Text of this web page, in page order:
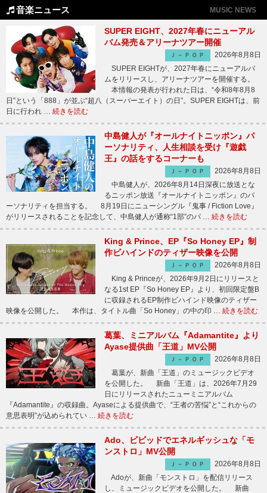
音楽ニュース MUSIC NEWS
SUPER EIGHT、2027年春にニューアル
バム発売＆アリーナツアー開催
Ｊ－ＰＯＰ
2026年8月8日
SUPER EIGHTが、2027年春にニューアルバ
ムをリリースし、アリーナツアーを開催する。
本情報の発表が行われた日は、“令和8年8月8
日”という「888」が並ぶ“超八（スーパーエイト）の日”。SUPER EIGHTは、前
日に行われ … 続きを読む
中島健人が『オールナイトニッポン』パ
ーソナリティ、人生相談を受け『遊戯
王』の話をするコーナーも
Ｊ－ＰＯＰ
2026年8月8日
中島健人が、2026年8月14日深夜に放送とな
るニッポン放送『オールナイトニッポン』のパ
ーソナリティを担当する。 8月19日にニューシングル『鬼事 / Fiction Love』
がリリースされることを記念して、中島健人が通称“1部”のパ … 続きを読む
King & Prince、EP『So Honey EP』制
作ビハインドのティザー映像を公開
Ｊ－ＰＯＰ
2026年8月8日
King & Princeが、2026年9月2日にリリースと
なる1st EP『So Honey EP』より、初回限定盤B
に収録されるEP制作ビハインド映像のティザー
映像を公開した。 本作は、タイトル曲「So Honey」の中の印 … 続きを読む
葛葉、ミニアルバム『Adamantite』より
Ayase提供曲「王道」MV公開
Ｊ－ＰＯＰ
2026年8月8日
葛葉が、新曲「王道」のミュージックビデオ
を公開した。 新曲「王道」は、2026年7月29
日にリリースされたニューミニアルバム
『Adamantite』の収録曲。Ayaseによる提供曲で、“王者の苦悩”と“これからの
意思表明”が込められてい … 続きを読む
Ado、ビビッドでエネルギッシュな「モ
ンストロ」MV公開
Ｊ－ＰＯＰ
2026年8月8日
Adoが、新曲「モンストロ」を配信リリース
し、ミュージックビデオを公開した。 新曲